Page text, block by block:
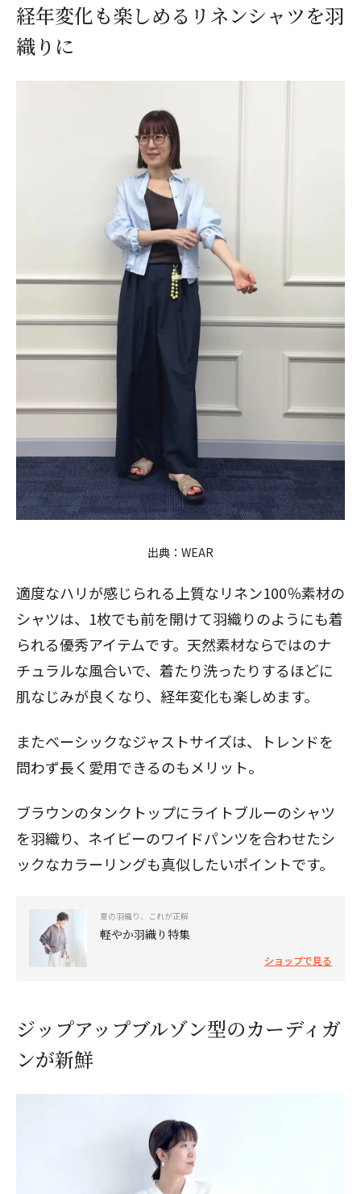
経年変化も楽しめるリネンシャツを羽
織りに
出典： WEAR
適度なハリが感じられる上質なリネン100％素材の
シャツは、1枚でも前を開けて羽織りのようにも着
られる優秀アイテムです。天然素材ならではのナ
チュラルな風合いで、着たり洗ったりするほどに
肌なじみが良くなり、経年変化も楽しめます。
またベーシックなジャストサイズは、トレンドを
問わず長く愛用できるのもメリット。
ブラウンのタンクトップにライトブルーのシャツ
を羽織り、ネイビーのワイドパンツを合わせたシ
ックなカラーリングも真似したいポイントです。
夏の羽織り、これが正解
軽やか羽織り特集
ショップで見る
ジップアップブルゾン型のカーディガ
ンが新鮮